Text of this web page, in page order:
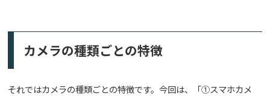
カメラの種類ごとの特徴
それではカメラの種類ごとの特徴です。今回は、「①スマホカメ